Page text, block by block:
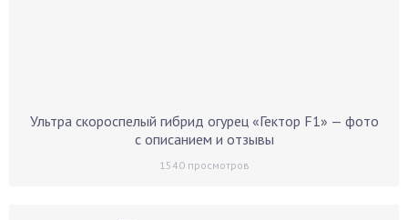
Ультра скороспелый гибрид огурец «Гектор F1» — фото
с описанием и отзывы
1540просмотров